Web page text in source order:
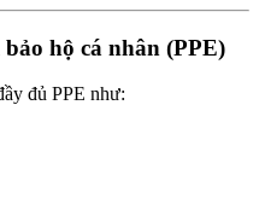
hộ cá nhân (PPE)
đủ PPE như: